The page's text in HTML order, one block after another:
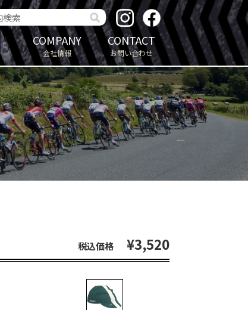
COMPANY
会社情報
CONTACT
お問い合わせ
税込価格 ¥3,520